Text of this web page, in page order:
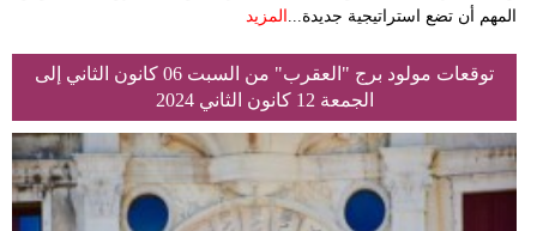
المهم أن تضع استراتيجية جديدة...
المزيد
توقعات مولود برج "العقرب" من السبت 06 كانون الثاني إلى
الجمعة 12 كانون الثاني 2024